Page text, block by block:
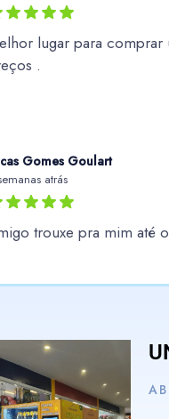
lugar para comprar
.
Gomes Goulart
atrás
trouxe pra mim até